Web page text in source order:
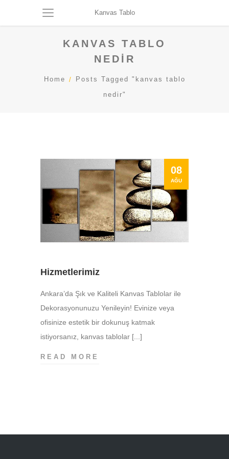
Kanvas Tablo
KANVAS TABLO
NEDIR
Home
Posts Tagged "kanvas tablo
nedir"
08
AĞU
Hizmetlerimiz
Ankara’da Şık ve Kaliteli Kanvas Tablolar ile
Dekorasyonunuzu Yenileyin! Evinize veya
ofisinize estetik bir dokunuş katmak
istiyorsanız, kanvas tablolar [...]
READ MORE